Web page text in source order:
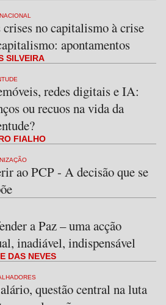
crises no capitalismo à crise
apontamentos
SILVEIRA
redes digitais e IA:
ou recuos na vida da
FIALHO
ao PCP - A decisão que se
a Paz – uma acção
inadiável, indispensável
DAS NEVES
questão central na luta